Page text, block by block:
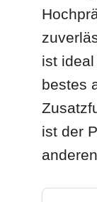
ist
bestes
ist der